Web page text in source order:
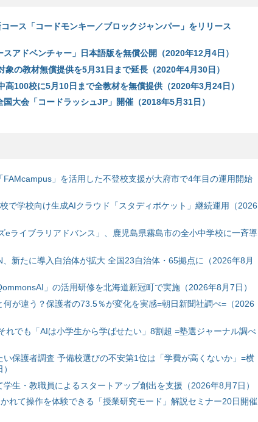
ース「コードモンキー／ブロックジャンパー」をリリース
アドベンチャー」日本語版を無償公開（2020年12月4日）
象の教材無償提供を5月31日まで延長（2020年4月30日）
高100校に5月10日まで全教材を無償提供（2020年3月24日）
大会「コードラッシュJP」開催（2018年5月31日）
」を活用した不登校支援が大府市で4年目の運用開始
で学校向け生成AIクラウド「スタディポケット」継続運用（2026
eライブラリアドバンス」、鹿児島県霧島市の全小中学校に一斉導
新たに導入自治体が拡大 全国23自治体・65拠点に（2026年8月
」の活用研修を北海道新冠町で実施（2026年8月7日）
が違う？保護者の73.5％が変化を実感=朝日新聞社調べ=（2026
れでも「AIは小学生から学ばせたい」8割超 =塾選ジャーナル調べ
保護者調査 予備校選びの不安第1位は「学費が高くないか」=横
生・教職員によるスタートアップ創出を支援（2026年8月7日）
れて操作を体験できる「授業研究モード」解説セミナー20日開催